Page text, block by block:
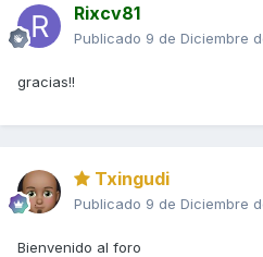
Rixcv81
Publicado 9 de Diciembre
gracias!!
Txingudi
Publicado 9 de Diciembre
Bienvenido al foro